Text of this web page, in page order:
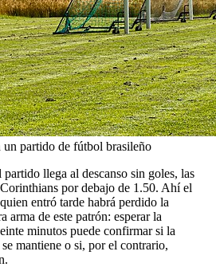
un partido de fútbol brasileño
llega al descanso sin goles, las
por debajo de 1.50. Ahí el
entró tarde habrá perdido la
arma de este patrón: esperar la
minutos puede confirmar si la
mantiene o si, por el contrario,